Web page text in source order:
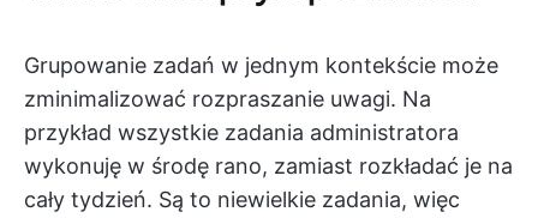
Grupowanie zadań w jednym kontekście może
zminimalizować rozpraszanie uwagi. Na
przykład wszystkie zadania administratora
wykonuję w środę rano, zamiast rozkładać je na
cały tydzień. Są to niewielkie zadania, więc